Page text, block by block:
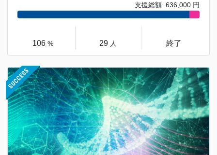
支援総額: 636,000 円
106 % 29 人 終了